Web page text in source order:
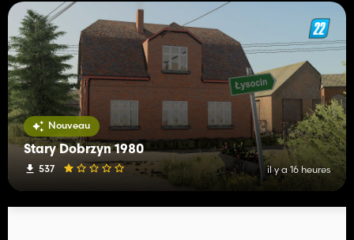
Nouveau
Stary Dobrzyn 1980
537 il y a 16 heures